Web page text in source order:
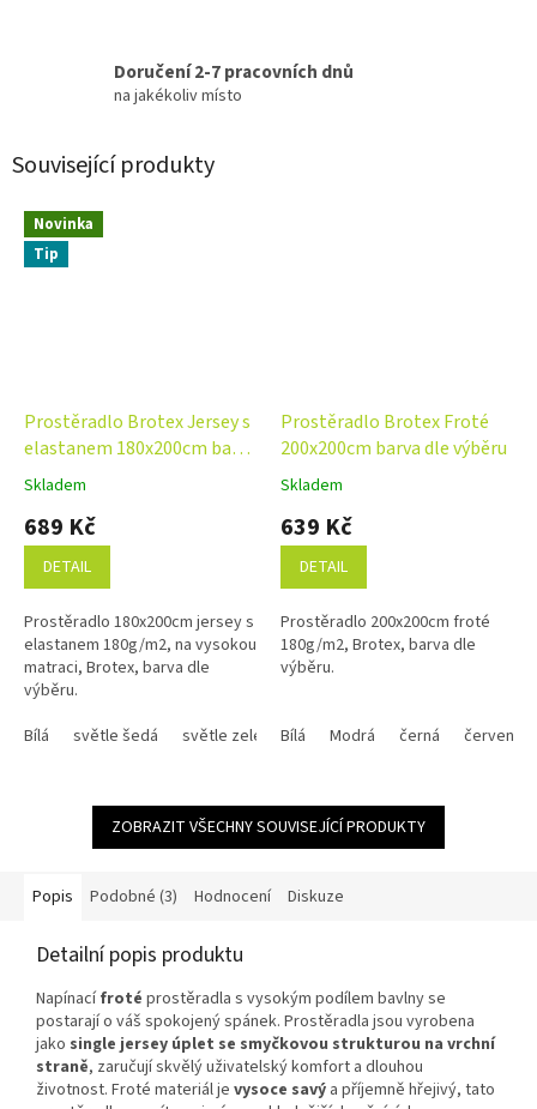
Doručení 2-7 pracovních dnů
na jakékoliv místo
Související produkty
Novinka
Tip
Prostěradlo Brotex Jersey s
elastanem 180x200cm barva
dle výběru NA VYSOKOU
Průměrné
hodnocení
produktu
4,6
5
hvězdiček.
Skladem
689 Kč
DETAIL
Prostěradlo 180x200cm jersey s
elastanem 180g/m2, na vysokou
matraci, Brotex, barva dle
výběru.
Bílá
světle šedá světle zelená smetanová oříšková
Prostěradlo Brotex Froté
200x200cm barva dle výběru
Průměrné
hodnocení
produktu
4,3
5
hvězdiček.
Skladem
639 Kč
DETAIL
Prostěradlo 200x200cm froté
180g/m2, Brotex, barva dle
výběru.
Bílá Modrá černá červená
ZOBRAZIT VŠECHNY SOUVISEJÍCÍ PRODUKTY
Popis Podobné (3) Hodnocení Diskuze
Detailní popis produktu
Napínacífroté prostěradla s vysokým podílem bavlny se
postarají o váš spokojený spánek. Prostěradla jsou vyrobena
jako single jersey úplet se smyčkovou strukturou na vrchní
straně, zaručují skvělý uživatelský komfort a dlouhou
životnost. Froté materiál je vysoce savý a příjemně hřejivý, tato